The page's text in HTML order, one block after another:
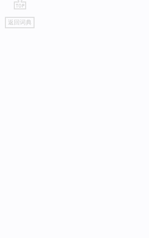
go
top
返回词典